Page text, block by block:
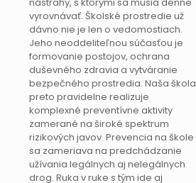
vyrovnávať. Školské prostredie už
dávno nie je len o vedomostiach.
Jeho neoddeliteľnou súčasťou je
formovanie postojov, ochrana
duševného zdravia a vytváranie
bezpečného prostredia. Naša škola
preto pravidelne realizuje
komplexné preventívne aktivity
zamerané na široké spektrum
rizikových javov. Prevencia na škole
sa zameriava na predchádzanie
užívania legálnych aj nelegálnych
drog. Ruka v ruke s tým ide aj